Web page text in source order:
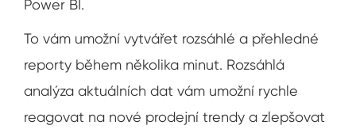
Power BI.
To vám umožní vytvářet rozsáhlé a přehledné
reporty během několika minut. Rozsáhlá
analýza aktuálních dat vám umožní rychle
reagovat na nové prodejní trendy a zlepšovat